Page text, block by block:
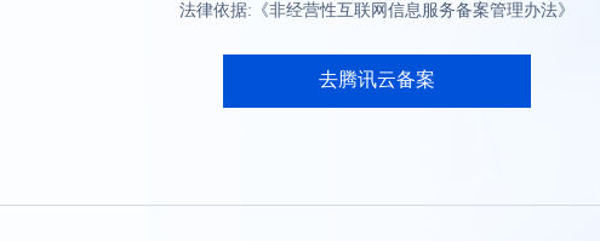
法律依据:《非经营性互联网信息服务备案管理办法》
去腾讯云备案